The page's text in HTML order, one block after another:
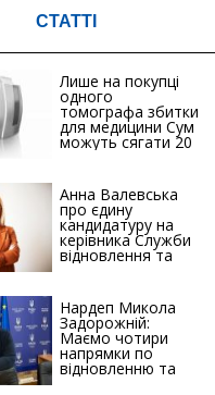
СТАТТІ
Лише на покупці
одного
томографа збитки
для медицини Сум
можуть сягати 20
мільйонів гривень
Анна Валевська
про єдину
кандидатуру на
керівника Служби
відновлення та
інфраструктури у
Хіба...
Нардеп Микола
Задорожній:
Маємо чотири
напрямки по
відновленню та
будівництву